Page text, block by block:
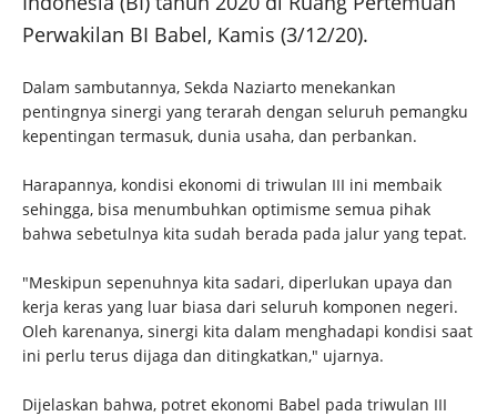
Perwakilan BI Babel, Kamis (3/12/20).
Dalam sambutannya, Sekda Naziarto menekankan
pentingnya sinergi yang terarah dengan seluruh pemangku
kepentingan termasuk, dunia usaha, dan perbankan.
Harapannya, kondisi ekonomi di triwulan III ini membaik
sehingga, bisa menumbuhkan optimisme semua pihak
bahwa sebetulnya kita sudah berada pada jalur yang tepat.
"Meskipun sepenuhnya kita sadari, diperlukan upaya dan
kerja keras yang luar biasa dari seluruh komponen negeri.
Oleh karenanya, sinergi kita dalam menghadapi kondisi saat
ini perlu terus dijaga dan ditingkatkan," ujarnya.
Dijelaskan bahwa, potret ekonomi Babel pada triwulan III